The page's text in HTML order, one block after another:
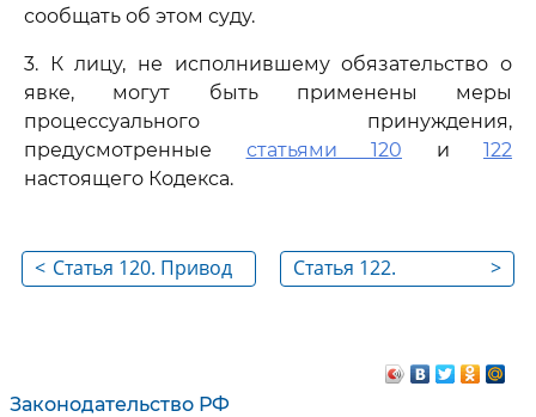
Законодательство РФ
сообщать об этом суду.
3. К лицу, не исполнившему обязательство о
явке, могут быть применены меры
процессуального принуждения,
предусмотренные статьями 120 и 122
настоящего Кодекса.
< Статья 120. Привод >
Статья 122.